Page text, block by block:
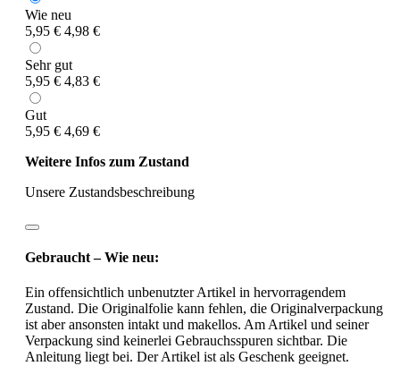
Wie neu
5,95 € 4,98 €
Sehr gut
5,95 € 4,83 €
Gut
5,95 € 4,69 €
Weitere Infos zum Zustand
Unsere Zustandsbeschreibung
Gebraucht – Wie neu:
Ein offensichtlich unbenutzter Artikel in hervorragendem
Zustand. Die Originalfolie kann fehlen, die Originalverpackung
ist aber ansonsten intakt und makellos. Am Artikel und seiner
Verpackung sind keinerlei Gebrauchsspuren sichtbar. Die
Anleitung liegt bei. Der Artikel ist als Geschenk geeignet.